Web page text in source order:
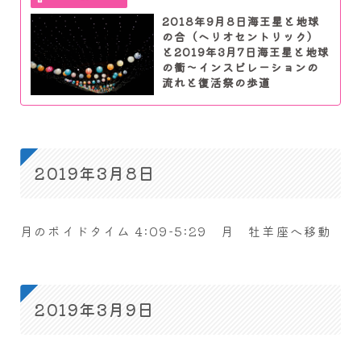
2018年9月8日海王星と地球
の合（ヘリオセントリック）
と2019年3月7日海王星と地球
の衝～インスピレーションの
流れと復活祭の歩道
2019年3月8日
月のボイドタイム 4:09-5:29 月 牡羊座へ移動
2019年3月9日